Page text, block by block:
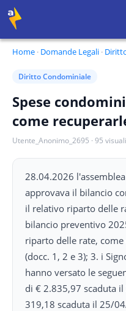
Home · Domande Legali ·
Diritto Condominiale
Spese
come
Utente_Anonimo_2695 · 95
28.04.2026
approvava il bilancio
il relativo riparto delle
bilancio preventivo
riparto delle rate,
(docc. 1, 2 e 3); 3. i
hanno versato le
di € 2.835,97 scaduta
319,18 scaduta il 25/